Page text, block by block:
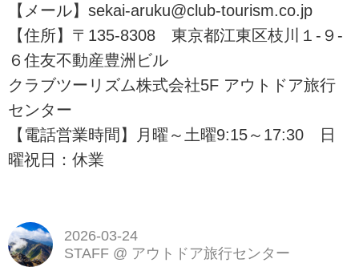
【メール】sekai-aruku@club-tourism.co.jp
【住所】〒135-8308 東京都江東区枝川１-９-
６住友不動産豊洲ビル
クラブツーリズム株式会社5F アウトドア旅行
センター
【電話営業時間】月曜～土曜9:15～17:30 日
曜祝日：休業
2026-03-24
STAFF @ アウトドア旅行センター